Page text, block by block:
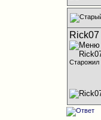
Rick07
Старожил